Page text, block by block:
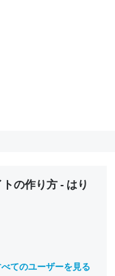
の作り方 - はり
てのユーザーを見る